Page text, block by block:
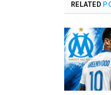
RELATED